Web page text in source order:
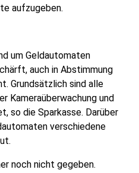
aufzugeben.
um Geldautomaten
auch in Abstimmung
Grundsätzlich sind alle
Kameraüberwachung und
so die Sparkasse. Darüber
verschiedene
noch nicht gegeben.